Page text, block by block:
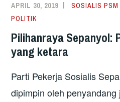
DI
APRIL 30, 2019 SOSIALIS PSM
POLITIK
Pilihanraya Sepanyol:
yang ketara
Parti Pekerja Sosialis
dipimpin oleh